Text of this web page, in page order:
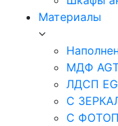
Материалы
МДФ
ЛДСП
С
С